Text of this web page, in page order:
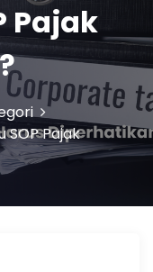
Pajak
SOP Pajak